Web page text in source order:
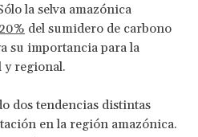
la selva amazónica
20% del sumidero de carbono
su importancia para la
y regional.
dos tendencias distintas
en la región amazónica.